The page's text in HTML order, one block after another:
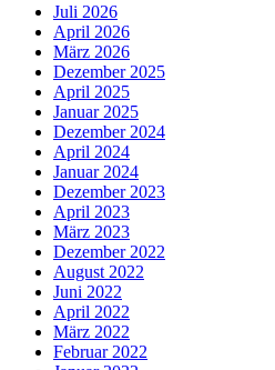
Juli 2026
April 2026
März 2026
Dezember 2025
April 2025
Januar 2025
Dezember 2024
April 2024
Januar 2024
Dezember 2023
April 2023
März 2023
Dezember 2022
August 2022
Juni 2022
April 2022
März 2022
Februar 2022